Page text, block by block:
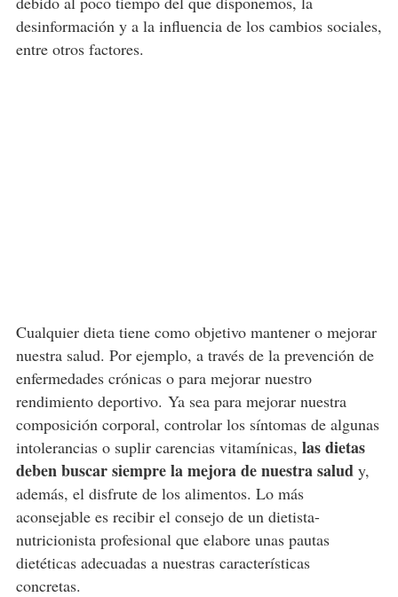
desinformación y a la influencia de los cambios sociales,
entre otros factores.
Cualquier dieta tiene como objetivo mantener o mejorar
nuestra salud. Por ejemplo, a través de la prevención de
enfermedades crónicas o para mejorar nuestro
rendimiento deportivo. Ya sea para mejorar nuestra
composición corporal, controlar los síntomas de algunas
intolerancias o suplir carencias vitamínicas, las dietas
deben buscar siempre la mejora de nuestra salud y,
además, el disfrute de los alimentos. Lo más
aconsejable es recibir el consejo de un dietista-
nutricionista profesional que elabore unas pautas
dietéticas adecuadas a nuestras características
concretas.